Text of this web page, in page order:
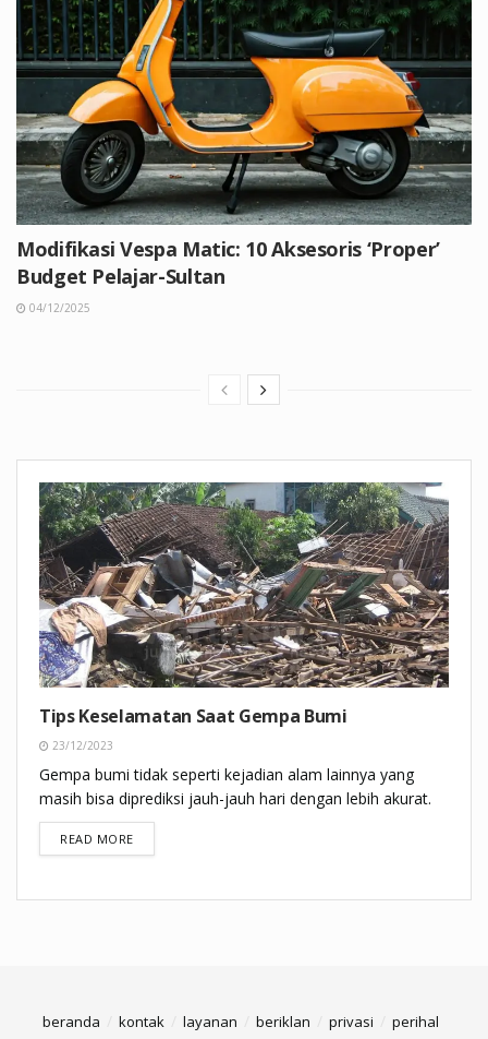
Modifikasi Vespa Matic: 10 Aksesoris ‘Proper’
Budget Pelajar-Sultan
04/12/2025
Tips Keselamatan Saat Gempa Bumi
23/12/2023
Gempa bumi tidak seperti kejadian alam lainnya yang
masih bisa diprediksi jauh-jauh hari dengan lebih akurat.
READ MOREDETAILS
beranda kontak layanan beriklan privasi perihal